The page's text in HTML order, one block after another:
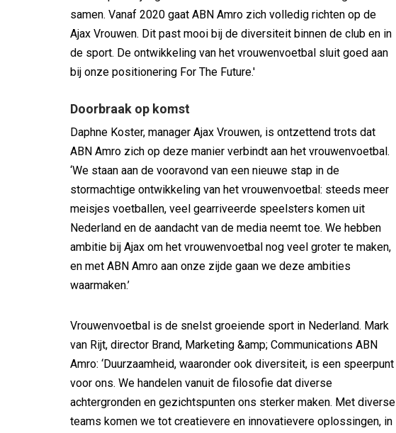
samen. Vanaf 2020 gaat ABN Amro zich volledig richten op de
Ajax Vrouwen. Dit past mooi bij de diversiteit binnen de club en in
de sport. De ontwikkeling van het vrouwenvoetbal sluit goed aan
bij onze positionering For The Future.'
Doorbraak op komst
Daphne Koster, manager Ajax Vrouwen, is ontzettend trots dat
ABN Amro zich op deze manier verbindt aan het vrouwenvoetbal.
‘We staan aan de vooravond van een nieuwe stap in de
stormachtige ontwikkeling van het vrouwenvoetbal: steeds meer
meisjes voetballen, veel gearriveerde speelsters komen uit
Nederland en de aandacht van de media neemt toe. We hebben
ambitie bij Ajax om het vrouwenvoetbal nog veel groter te maken,
en met ABN Amro aan onze zijde gaan we deze ambities
waarmaken.’
Vrouwenvoetbal is de snelst groeiende sport in Nederland. Mark
van Rijt, director Brand, Marketing &amp; Communications ABN
Amro: ‘Duurzaamheid, waaronder ook diversiteit, is een speerpunt
voor ons. We handelen vanuit de filosofie dat diverse
achtergronden en gezichtspunten ons sterker maken. Met diverse
teams komen we tot creatievere en innovatievere oplossingen, in